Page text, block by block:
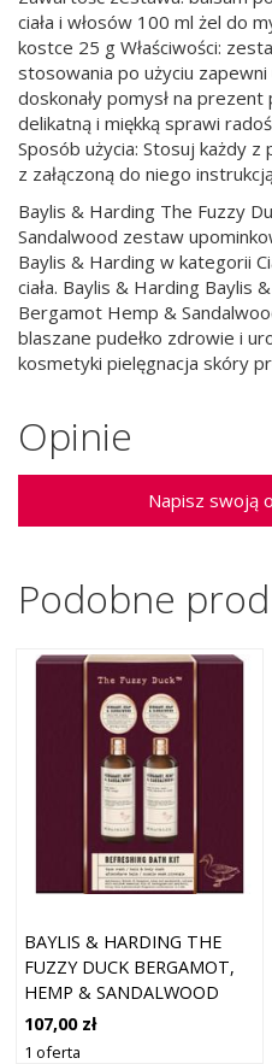
ciała i włosów 100 ml żel do
kostce 25 g Właściwości:
stosowania po użyciu
doskonały pomysł na
delikatną i miękką sprawi
Sposób użycia: Stosuj każdy
z załączoną do niego
Baylis & Harding The Fuzzy
Sandalwood zestaw
Baylis & Harding w kategorii
ciała. Baylis & Harding Baylis
Bergamot Hemp &
blaszane pudełko zdrowie i
kosmetyki pielęgnacja skóry
Opinie
Napisz swoją
Podobne
BAYLIS & HARDING THE
FUZZY DUCK BERGAMOT,
HEMP & SANDALWOOD
ZESTAW UPOMINKOWY DLA
MĘŻCZYZN
107,00 zł
1 oferta